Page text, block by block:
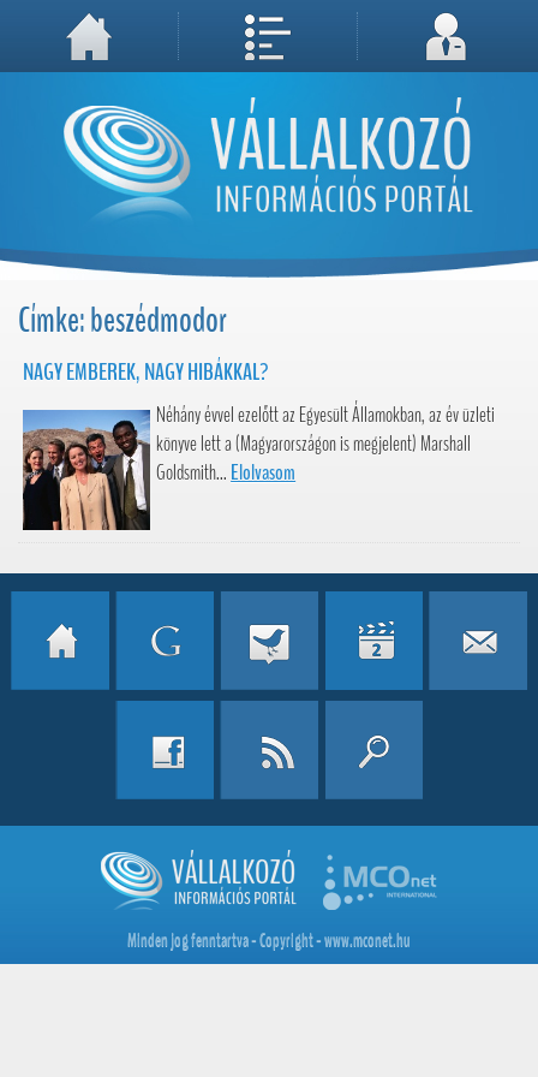
A weboldal használatával Ön elfogadja, hogy Cookie-kat (sütiket) tároljunk számítógépén. A sütik a weboldal megfelelő működéséhez
Megértettem, folytatás...
Címke: beszédmodor
NAGY EMBEREK, NAGY HIBÁKKAL?
Néhány évvel ezelőtt az Egyesült Államokban, az év üzleti
könyve lett a (Magyarországon is megjelent) Marshall
Goldsmith... Elolvasom
Minden jog fenntartva - Copyright - www.mconet.hu